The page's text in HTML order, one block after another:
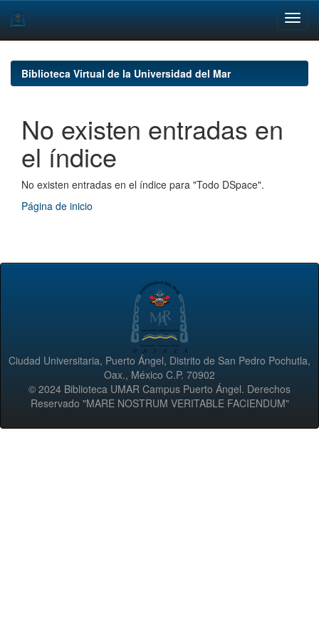
navigationBiblioteca Virtual de la Universidad del Mar
No existen entradas en
el índice
No existen entradas en el índice para "Todo DSpace".
Página de inicio
Ciudad Universitaria, Puerto Ángel, Distrito de San Pedro Pochutla,
Oax., México C.P. 70902
© 2024 Biblioteca UMAR Campus Puerto Ángel. Derechos
Reservado "MARE NOSTRUM VERITABLE FACIENDUM"